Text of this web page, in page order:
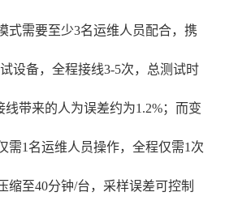
式需要至少3名运维人员配合，携
设备，全程接线3-5次，总测试时
线带来的人为误差约为1.2%；而变
需1名运维人员操作，全程仅需1次
缩至40分钟/台，采样误差可控制